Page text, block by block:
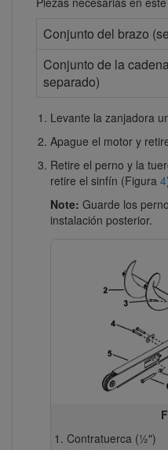
Conjunto del brazo
Conjunto de la
separado)
Levante la zanjadora
Apague el motor y
Retire el perno y la
retire el sinfín (Figura 4
Note: Guarde los
instalación posterior.
Contratuerca (½")